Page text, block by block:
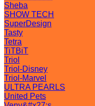
Sheba
SHOW TECH
SuperDesign
Tasty
Tetra
TiTBiT
Triol
Triol-Disney
Triol-Marvel
ULTRA PEARLS
United Pets